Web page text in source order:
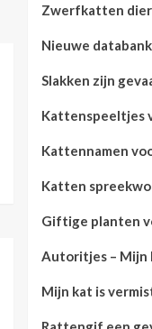
Zwerfkatten
Nieuwe
Slakken zijn
Kattenspeeltjes
Kattennamen
Katten
Giftige planten
Autoritjes – Mijn
Mijn kat is